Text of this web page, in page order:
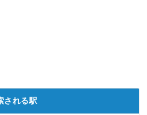
される駅